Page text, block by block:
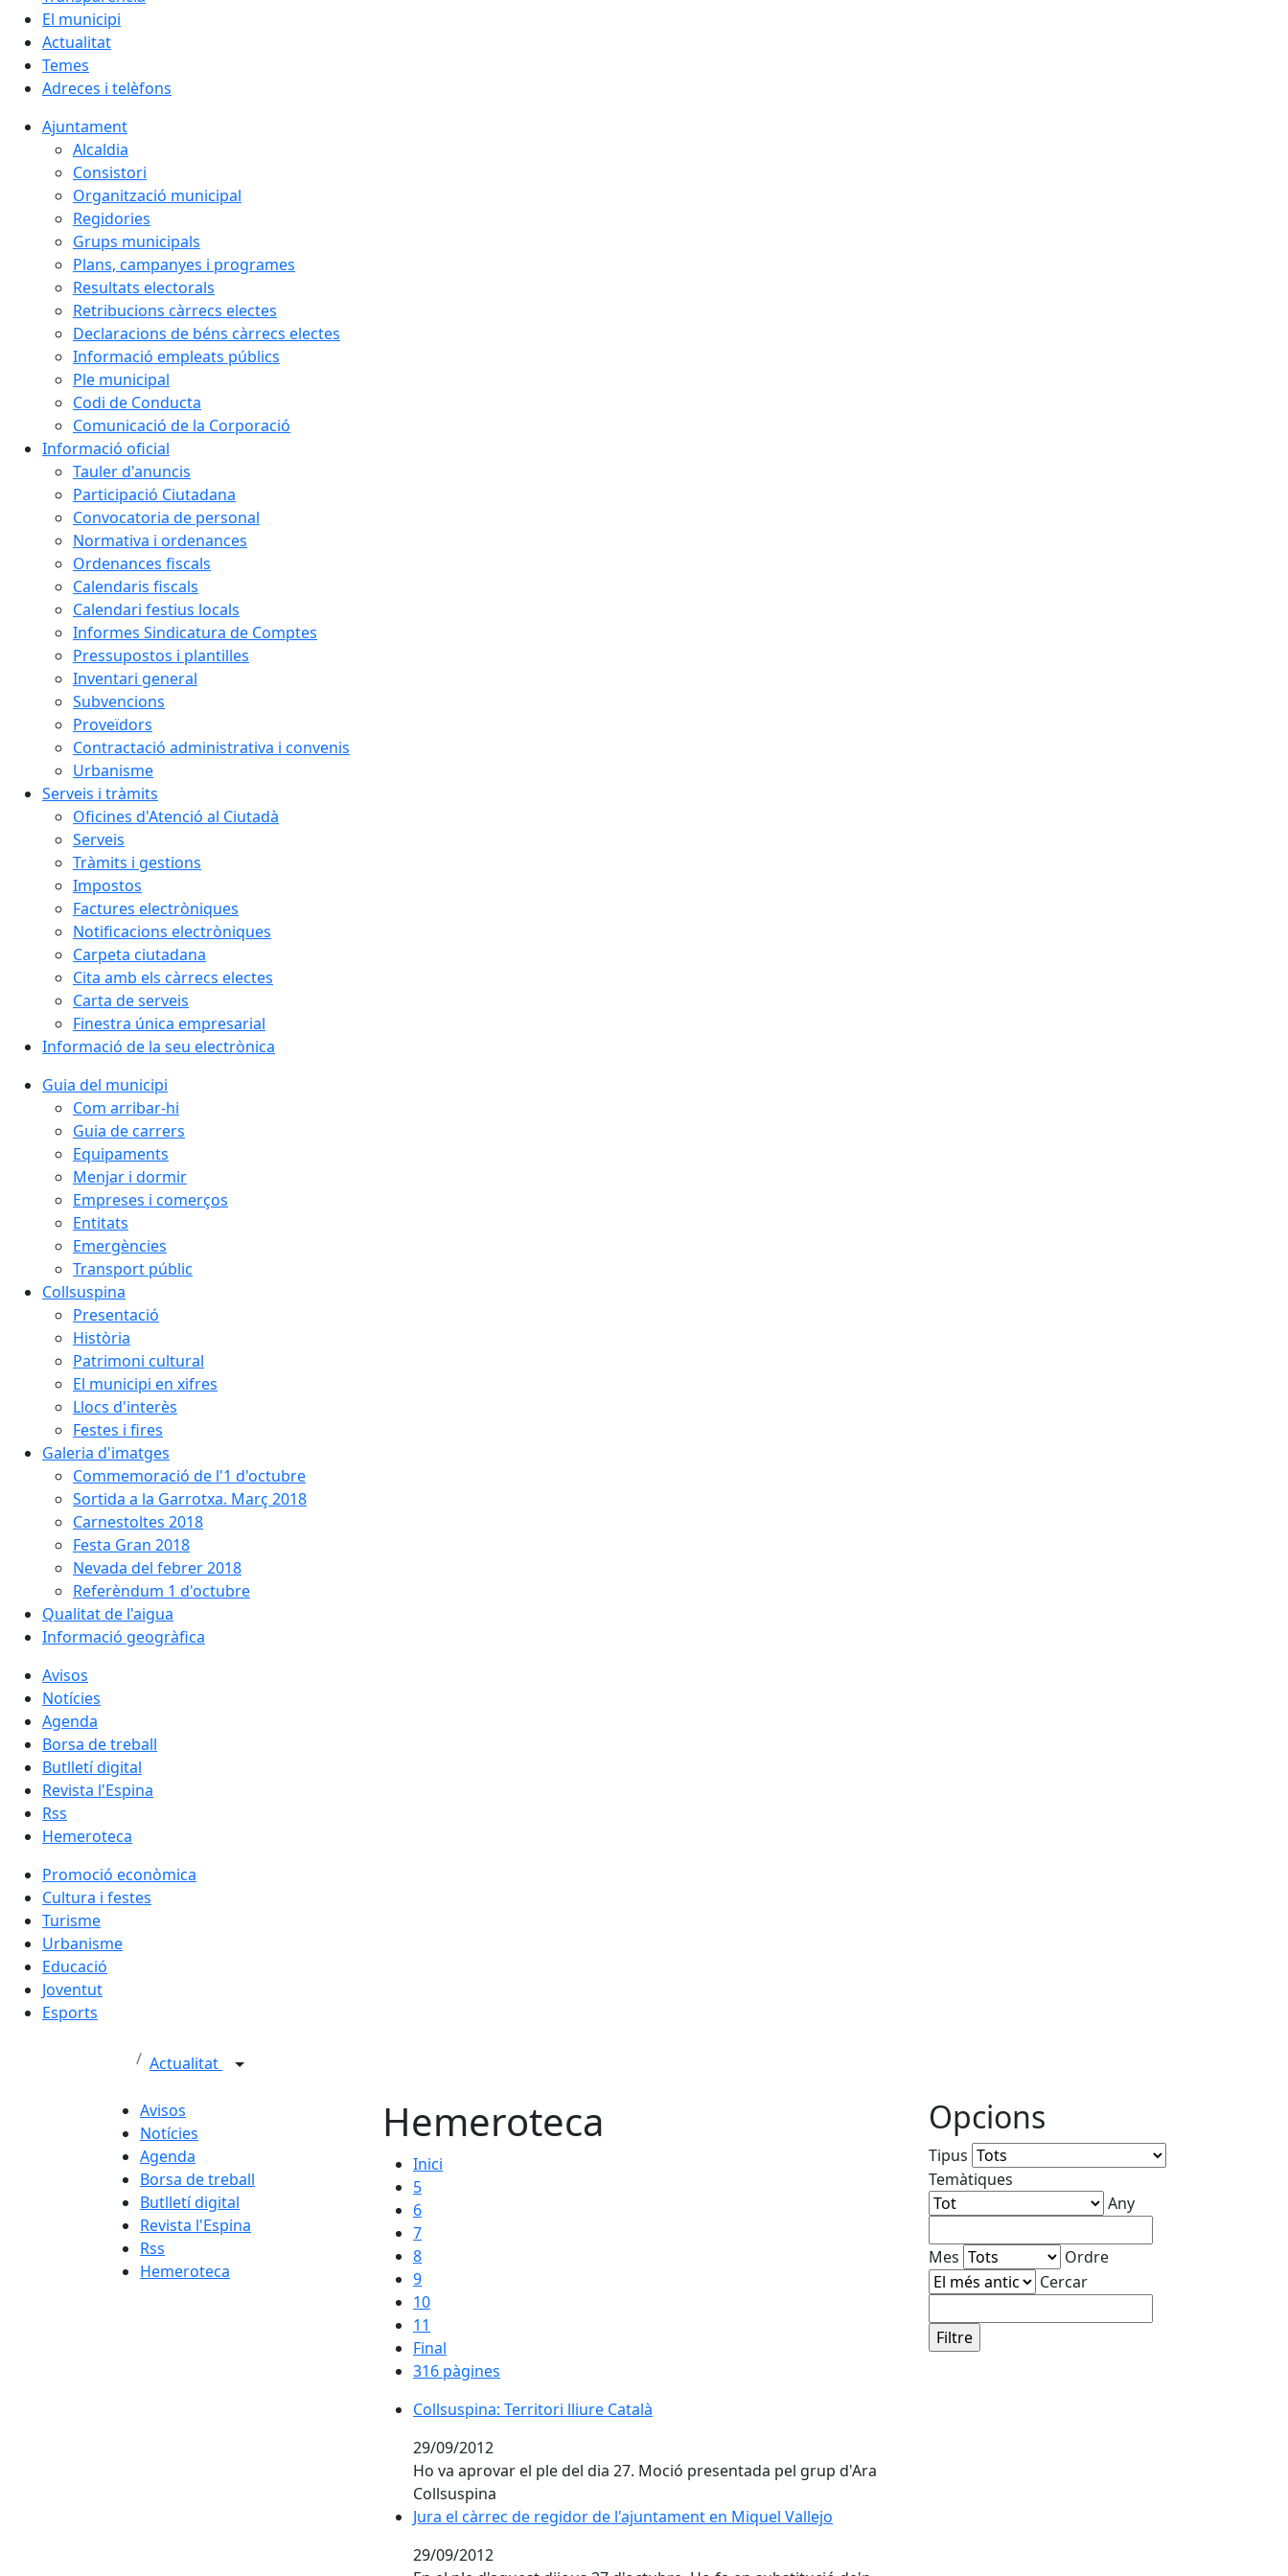
El municipi
Actualitat
Temes
Adreces i telèfons
Ajuntament
Alcaldia
Consistori
Organització municipal
Regidories
Grups municipals
Plans, campanyes i programes
Resultats electorals
Retribucions càrrecs electes
Declaracions de béns càrrecs electes
Informació empleats públics
Ple municipal
Codi de Conducta
Comunicació de la Corporació
Informació oficial
Tauler d'anuncis
Participació Ciutadana
Convocatoria de personal
Normativa i ordenances
Ordenances fiscals
Calendaris fiscals
Calendari festius locals
Informes Sindicatura de Comptes
Pressupostos i plantilles
Inventari general
Subvencions
Proveïdors
Contractació administrativa i convenis
Urbanisme
Serveis i tràmits
Oficines d'Atenció al Ciutadà
Serveis
Tràmits i gestions
Impostos
Factures electròniques
Notificacions electròniques
Carpeta ciutadana
Cita amb els càrrecs electes
Carta de serveis
Finestra única empresarial
Informació de la seu electrònica
Guia del municipi
Com arribar-hi
Guia de carrers
Equipaments
Menjar i dormir
Empreses i comerços
Entitats
Emergències
Transport públic
Collsuspina
Presentació
Història
Patrimoni cultural
El municipi en xifres
Llocs d'interès
Festes i fires
Galeria d'imatges
Commemoració de l'1 d'octubre
Sortida a la Garrotxa. Març 2018
Carnestoltes 2018
Festa Gran 2018
Nevada del febrer 2018
Referèndum 1 d'octubre
Qualitat de l'aigua
Informació geogràfica
Avisos
Notícies
Agenda
Borsa de treball
Butlletí digital
Revista l'Espina
Rss
Hemeroteca
Promoció econòmica
Cultura i festes
Turisme
Urbanisme
Educació
Joventut
Esports
Actualitat
Avisos
Notícies
Agenda
Borsa de treball
Butlletí digital
Revista l'Espina
Rss
Hemeroteca
Hemeroteca
Inici
5
6
7
8
9
10
11
Final
316 pàgines
Collsuspina: Territori lliure Català
29/09/2012
Ho va aprovar el ple del dia 27. Moció presentada pel grup d'Ara
Collsuspina
Jura el càrrec de regidor de l'ajuntament en Miquel Vallejo
29/09/2012
Opcions
Tipus
Temàtiques
Any
Mes
Ordre
Cercar